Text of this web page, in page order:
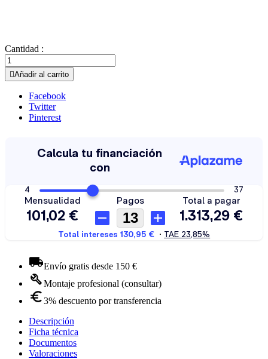
Cantidad :
Añadir al carrito
Facebook
Twitter
Pinterest
Envío gratis desde 150 €
Montaje profesional (consultar)
3% descuento por transferencia
Descripción
Ficha técnica
Documentos
Valoraciones